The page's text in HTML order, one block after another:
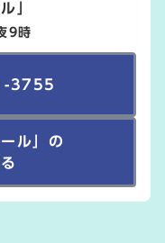
」
9時
3755
ル」の